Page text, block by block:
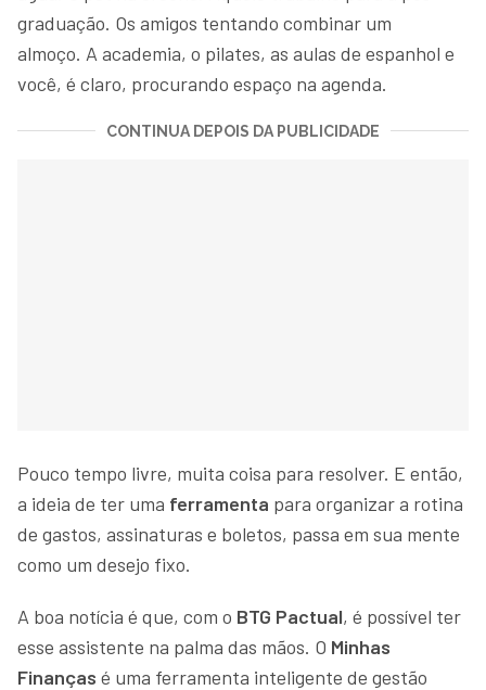
graduação. Os amigos tentando combinar um
almoço. A academia, o pilates, as aulas de espanhol e
você, é claro, procurando espaço na agenda.
CONTINUA DEPOIS DA PUBLICIDADE
Pouco tempo livre, muita coisa para resolver. E então,
a ideia de ter uma ferramenta para organizar a rotina
de gastos, assinaturas e boletos, passa em sua mente
como um desejo fixo.
A boa notícia é que, com o BTG Pactual, é possível ter
esse assistente na palma das mãos. O Minhas
Finanças é uma ferramenta inteligente de gestão